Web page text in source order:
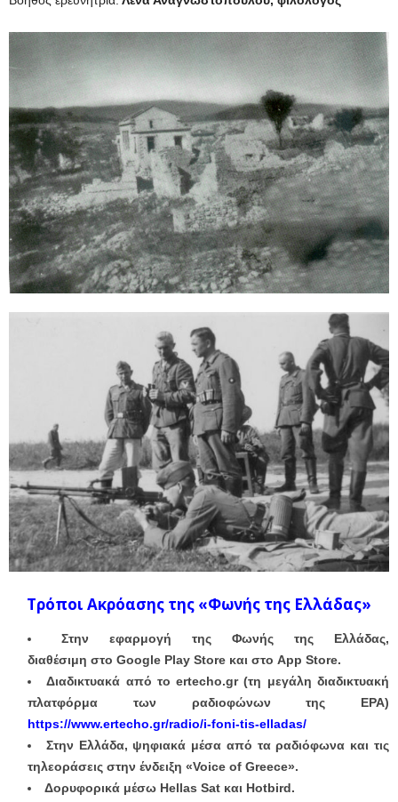
Τρόποι Ακρόασης της «Φωνής της Ελλάδας»
Στην εφαρμογή της Φωνής της Ελλάδας,
διαθέσιμη στο Google Play Store και στο App Store.
Διαδικτυακά από το ertecho.gr (τη μεγάλη διαδικτυακή
πλατφόρμα των ραδιοφώνων της ΕΡΑ)
https://www.ertecho.gr/radio/i-foni-tis-elladas/
Στην Ελλάδα, ψηφιακά μέσα από τα ραδιόφωνα και τις
τηλεοράσεις στην ένδειξη «Voice of Greece».
Δορυφορικά μέσω Hellas Sat και Hotbird.